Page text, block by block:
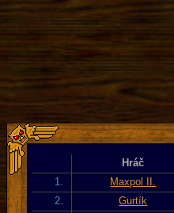
Hráč
1.
Maxpol II.
2.
Gurtík